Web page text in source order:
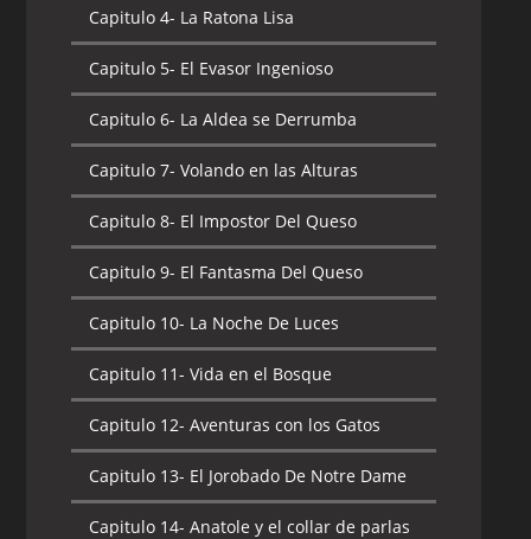
Capitulo 4- La Ratona Lisa
Capitulo 5- El Evasor Ingenioso
Capitulo 6- La Aldea se Derrumba
Capitulo 7- Volando en las Alturas
Capitulo 8- El Impostor Del Queso
Capitulo 9- El Fantasma Del Queso
Capitulo 10- La Noche De Luces
Capitulo 11- Vida en el Bosque
Capitulo 12- Aventuras con los Gatos
Capitulo 13- El Jorobado De Notre Dame
Capitulo 14- Anatole y el collar de parlas